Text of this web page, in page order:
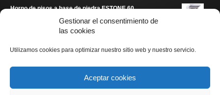
Gestionar el consentimiento de
las cookies
Utilizamos cookies para optimizar nuestro sitio web y nuestro servicio.
Aceptar cookies
Horno de pisos a base de piedra ESTONE 60
Enlaces de interés
www.arditec.es